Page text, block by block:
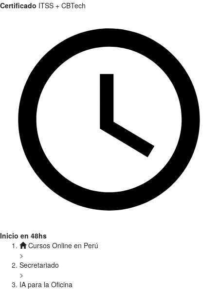
Certificado ITSS + CBTech
Inicio en 48hs
Cursos Online en Perú
>
Secretariado
>
IA para la Oficina